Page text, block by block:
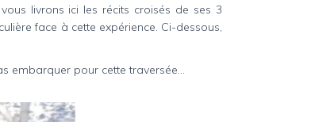
livrons ici les récits croisés de ses 3
face à cette expérience. Ci-dessous,
embarquer pour cette traversée…